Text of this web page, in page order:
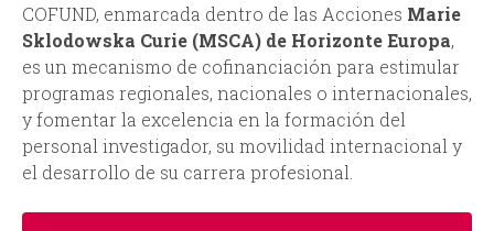
COFUND, enmarcada dentro de las Acciones Marie
Sklodowska Curie (MSCA) de Horizonte Europa,
es un mecanismo de cofinanciación para estimular
programas regionales, nacionales o internacionales,
y fomentar la excelencia en la formación del
personal investigador, su movilidad internacional y
el desarrollo de su carrera profesional.